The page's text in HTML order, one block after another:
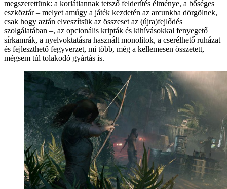
megszerettünk: a korlátlannak tetsző felderítés élménye, a bőséges
eszköztár – melyet amúgy a játék kezdetén az arcunkba dörgölnek,
csak hogy aztán elveszítsük az összeset az (újra)fejlődés
szolgálatában –, az opcionális kripták és kihívásokkal fenyegető
sírkamrák, a nyelvoktatásra használt monolitok, a cserélhető ruházat
és fejleszthető fegyverzet, mi több, még a kellemesen összetett,
mégsem túl tolakodó gyártás is.